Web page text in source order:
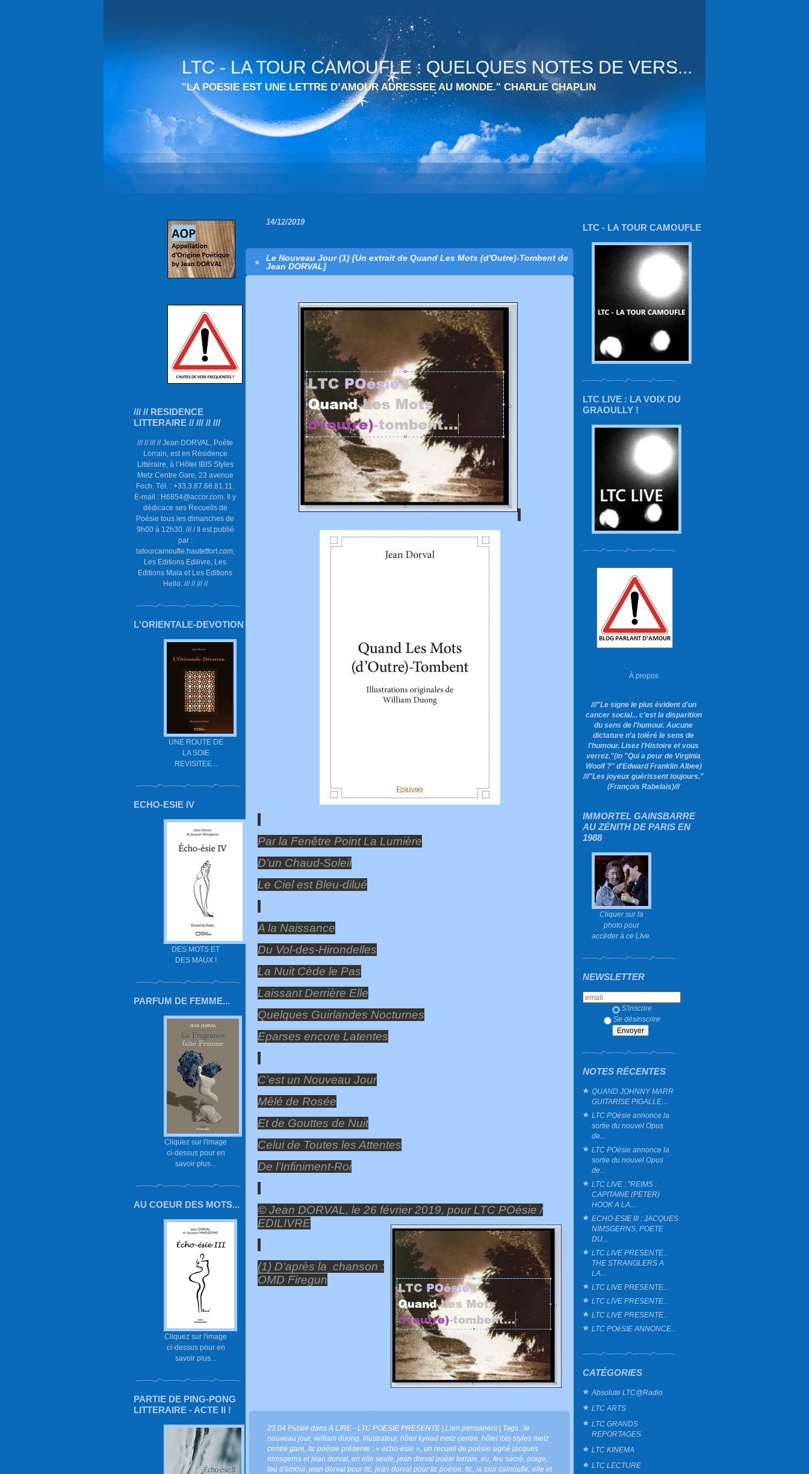
LTC - LA TOUR CAMOUFLE : QUELQUES NOTES DE VERS...
"LA POESIE EST UNE LETTRE D’AMOUR ADRESSEE AU MONDE." CHARLIE CHAPLIN
/// // RESIDENCE
LITTERAIRE // /// // ///
/// // /// // Jean DORVAL, Poète
Lorrain, est en Résidence
Littéraire, à l’Hôtel IBIS Styles
Metz Centre Gare, 23 avenue
Foch. Tél. : +33.3.87.66.81.11.
E-mail : H6854@accor.com. Il y
dédicace ses Recueils de
Poésie tous les dimanches de
9h00 à 12h30. /// / Il est publié
par :
latourcamoufle.hautetfort.com,
Les Editions Edilivre, Les
Editions Maia et Les Editions
Hello. /// // /// //
L'ORIENTALE-DEVOTION
UNE ROUTE DE
LA SOIE
REVISITEE...
ECHO-ESIE IV
DES MOTS ET
DES MAUX !
PARFUM DE FEMME...
Cliquez sur l'image
ci-dessus pour en
savoir plus...
AU COEUR DES MOTS...
Cliquez sur l'image
ci-dessus pour en
savoir plus...
PARTIE DE PING-PONG
LITTERAIRE - ACTE II !
LTC - LA TOUR CAMOUFLE
LTC LIVE : LA VOIX DU
GRAOULLY !
À propos
///"Le signe le plus évident d'un
cancer social... c'est la disparition
du sens de l'humour. Aucune
dictature n'a toléré le sens de
l'humour. Lisez l'Histoire et vous
verrez."(in "Qui a peur de Virginia
Woolf ?"d'Edward Franklin Albee)
///"Les joyeux guérissent toujours."
(François Rabelais)///
IMMORTEL GAINSBARRE
AU ZÉNITH DE PARIS EN
1988
Cliquer sur la
photo pour
accéder à ce LIve.
NEWSLETTER
S'inscrire
Se désinscrire
NOTES RÉCENTES
QUAND JOHNNY MARR
GUITARISE PIGALLE…
LTC POésie annonce la
sortie du nouvel Opus
de...
LTC POésie annonce la
sortie du nouvel Opus
de...
LTC LIVE : "REIMS :
CAPITAINE (PETER)
HOOK A LA...
ECHO-ESIE III : JACQUES
NIMSGERNS, POETE
DU...
LTC LIVE PRESENTE...
THE STRANGLERS A
LA...
LTC LIVE PRESENTE...
LTC LIVE PRESENTE...
LTC LIVE PRESENTE...
LTC POéSIE ANNONCE...
CATÉGORIES
Absolute LTC@Radio
LTC ARTS
LTC GRANDS
REPORTAGES
LTC KINEMA
LTC LECTURE
14/12/2019
Le Nouveau Jour (1) [Un extrait de Quand Les Mots (d'Outre)-Tombent de
Jean DORVAL]
Par la Fenêtre Point La Lumière
D’un Chaud-Soleil
Le Ciel est Bleu-dilué
A la Naissance
Du Vol-des-Hirondelles
La Nuit Cède le Pas
Laissant Derrière Elle
Quelques Guirlandes Nocturnes
Eparses encore Latentes
C’est un Nouveau Jour
Mêlé de Rosée
Et de Gouttes de Nuit
Celui de Toutes les Attentes
De l’Infiniment-Roi
© Jean DORVAL, le 26 février 2019, pour LTC POésie /
EDILIVRE
(1) D’après la chanson :
OMD Firegun
23:04 Publié dans A LIRE - LTC POESIE PRESENTE | Lien permanent| Tags : le
nouveau jour, william duong illustrateur, hôtel kyriad metz centre hôtel ibis styles metz
centre gare ltc poésie présente : « echo-ésie » un recueil de poésie signé jacques
nimsgerns et jean dorval en elle seule jean dorval poète lorrain eu feu sacré orage
feu d'amour, jean dorval pour ltc jean dorval pour ltc poésie ltc la tour camoufle elle et